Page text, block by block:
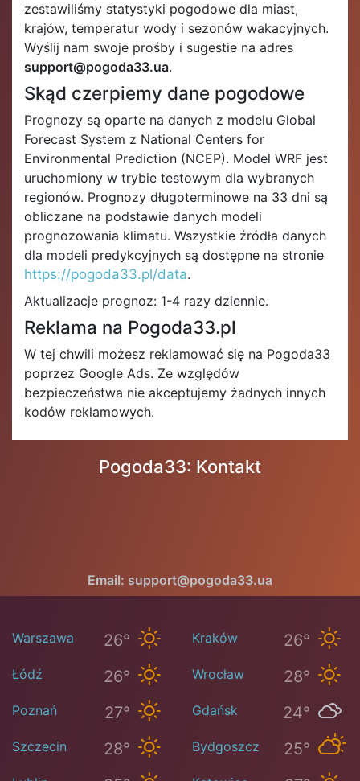
zestawiliśmy statystyki pogodowe dla miast,
krajów, temperatur wody i sezonów wakacyjnych.
Wyślij nam swoje prośby i sugestie na adres
support@pogoda33.ua.
Skąd czerpiemy dane pogodowe
Prognozy są oparte na danych z modelu Global
Forecast System z National Centers for
Environmental Prediction (NCEP). Model WRF jest
uruchomiony w trybie testowym dla wybranych
regionów. Prognozy długoterminowe na 33 dni są
obliczane na podstawie danych modeli
prognozowania klimatu. Wszystkie źródła danych
dla modeli predykcyjnych są dostępne na stronie
https://pogoda33.pl/data.
Aktualizacje prognoz: 1-4 razy dziennie.
Reklama na Pogoda33.pl
W tej chwili możesz reklamować się na Pogoda33
poprzez Google Ads. Ze względów
bezpieczeństwa nie akceptujemy żadnych innych
kodów reklamowych.
Pogoda33: Kontakt
Email: support@pogoda33.ua
Warszawa 26° Kraków 26°
Łódź 26° Wrocław 28°
Poznań 27° Gdańsk 24°
Szczecin 28° Bydgoszcz 25°